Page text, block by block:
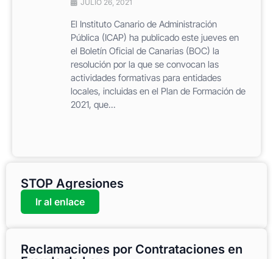
JULIO 26, 2021
El Instituto Canario de Administración
Pública (ICAP) ha publicado este jueves en
el Boletín Oficial de Canarias (BOC) la
resolución por la que se convocan las
actividades formativas para entidades
locales, incluidas en el Plan de Formación de
2021, que...
STOP Agresiones
Ir al enlace
Reclamaciones por Contrataciones en